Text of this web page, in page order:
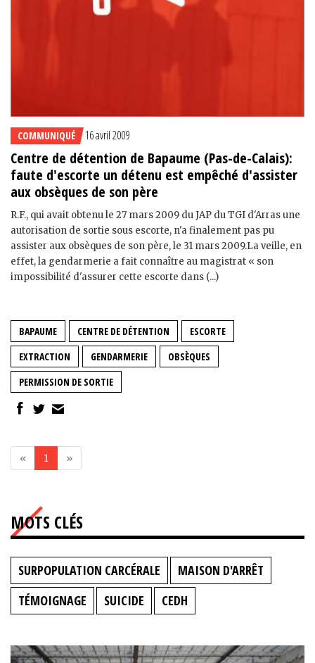
COMMUNIQUÉ 16 avril 2009
Centre de détention de Bapaume (Pas-de-Calais):
faute d'escorte un détenu est empêché d'assister
aux obsèques de son père
R.F., qui avait obtenu le 27 mars 2009 du JAP du TGI d'Arras une
autorisation de sortie sous escorte, n'a finalement pas pu
assister aux obsèques de son père, le 31 mars 2009.La veille, en
effet, la gendarmerie a fait connaître au magistrat « son
impossibilité d'assurer cette escorte dans (...)
BAPAUME CENTRE DE DÉTENTION
ESCORTE
EXTRACTION
GENDARMERIE
OBSÈQUES
PERMISSION DE SORTIE
« 1 »
MOTS CLÉS
SURPOPULATION CARCÉRALE
MAISON D'ARRÊT
TÉMOIGNAGE
SUICIDE CEDH